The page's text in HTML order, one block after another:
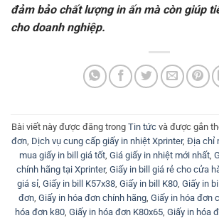
đảm bảo chất lượng in ấn mà còn giúp
cho doanh nghiệp.
Bài viết này được đăng trong Tin tứcvà được gắn
đơn, Dịch vụ cung cấp giấy in nhiệt Xprinter, Địa chỉ
mua giấy in bill giá tốt Giá giấy in nhiệt mới nhất
chính hãng tại Xprinter, Giấy in bill giá rẻ cho cửa
giá sỉ, Giấy in bill K57x38, Giấy in bill K80, Giấy in
đơn Giấy in hóa đơn chính hãng Giấy in hóa đơn
hóa đơn k80, Giấy in hóa đơn K80x65, Giấy in hóa